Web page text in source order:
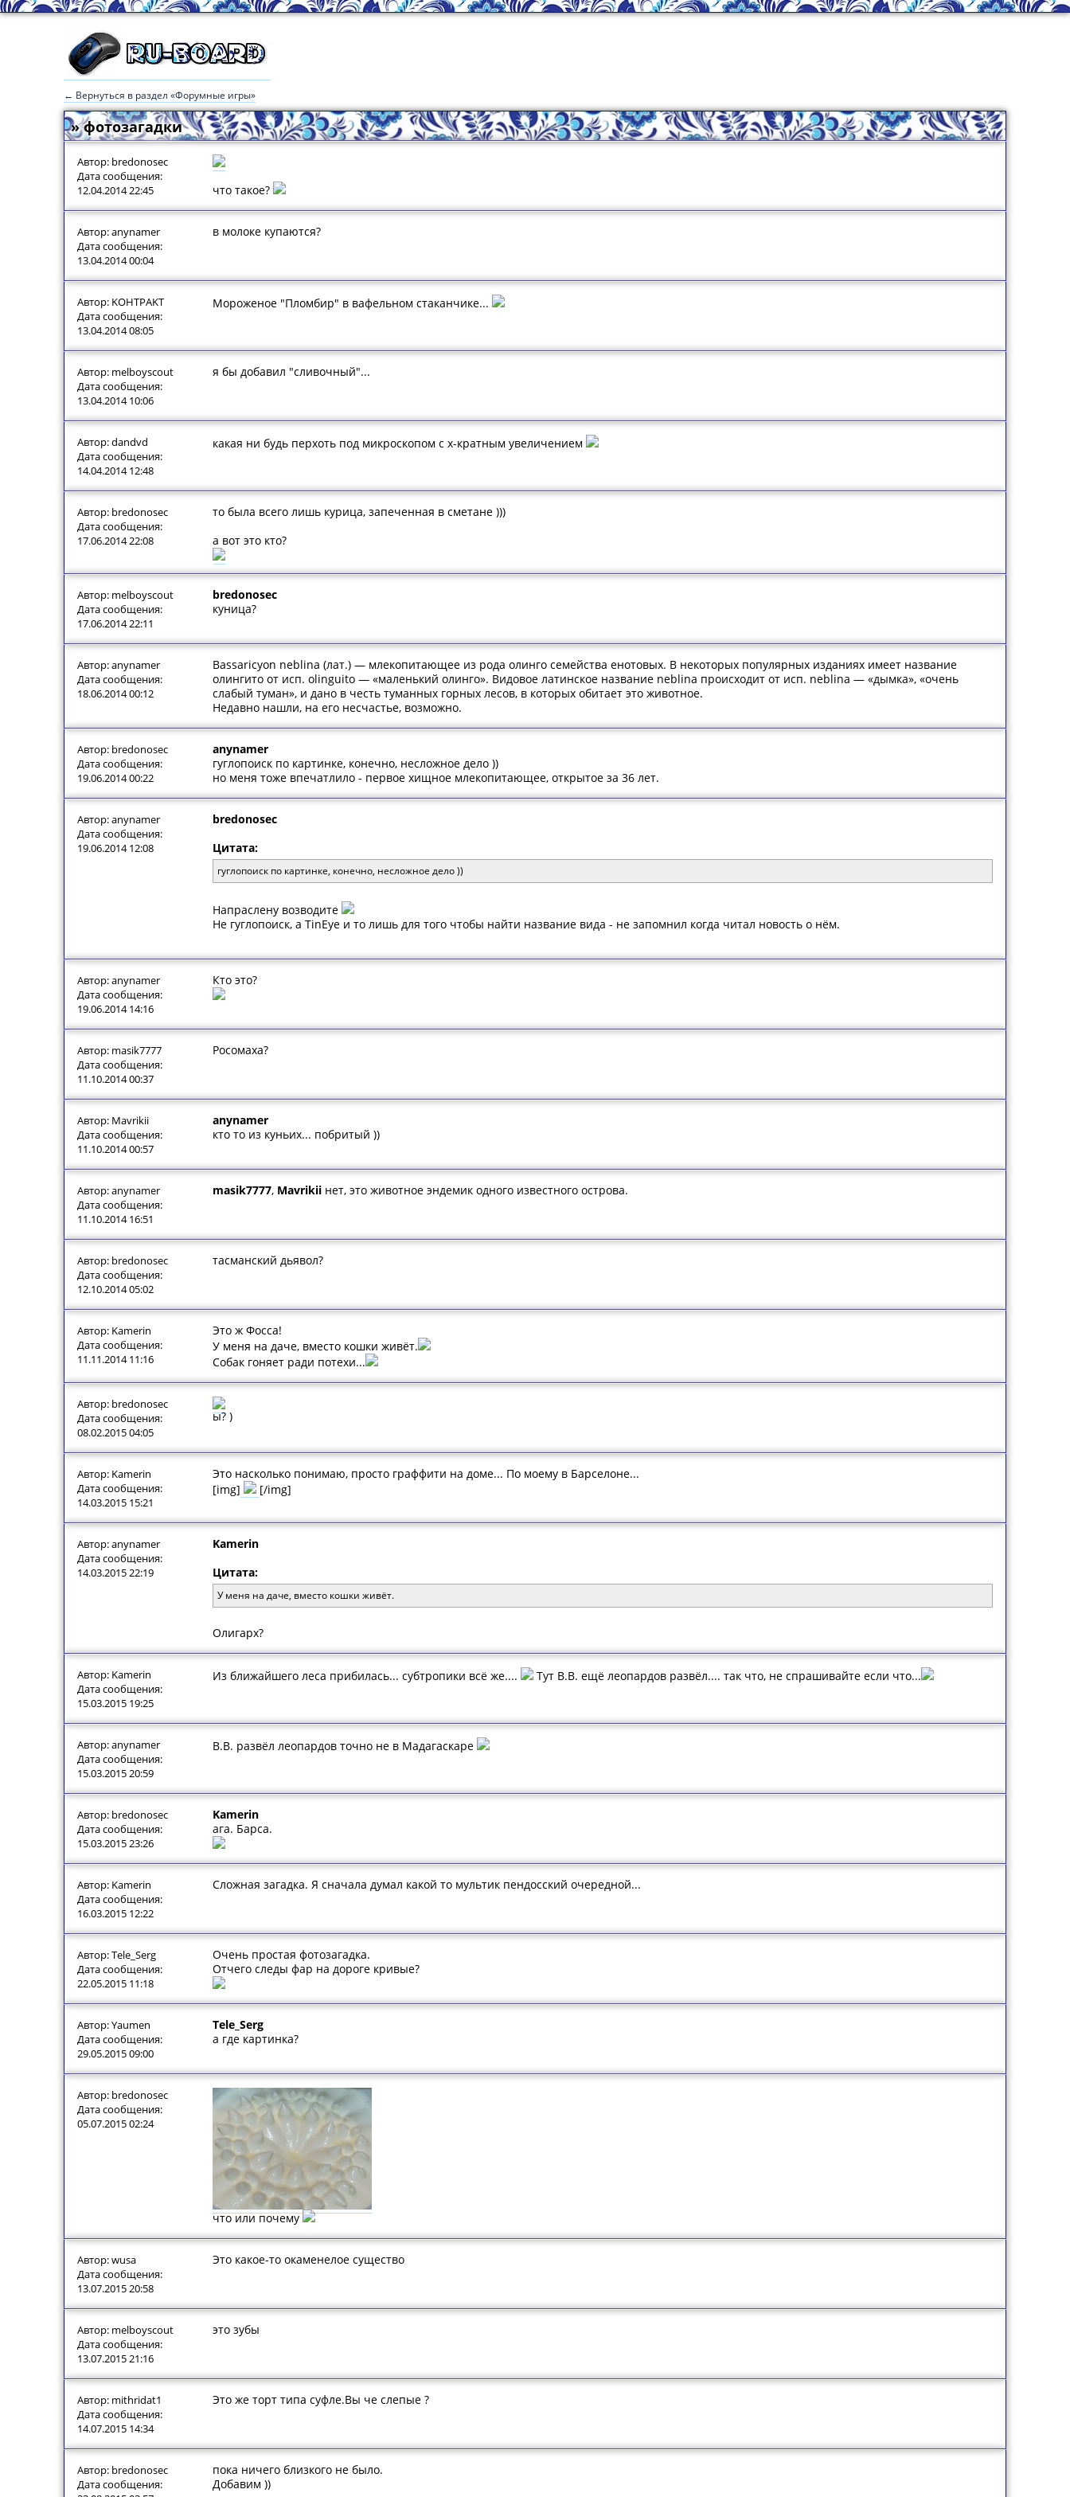
← Вернуться в раздел «Форумные игры»
» фотозагадки
Автор: bredonosec
Дата сообщения:
12.04.2014 22:45
что такое?
Автор: anynamer
Дата сообщения:
13.04.2014 00:04
в молоке купаются?
Автор: KOHTPAKT
Дата сообщения:
13.04.2014 08:05
Мороженое "Пломбир" в вафельном стаканчике...
Автор: melboyscout
Дата сообщения:
13.04.2014 10:06
я бы добавил "сливочный"...
Автор: dandvd
Дата сообщения:
14.04.2014 12:48
какая ни будь перхоть под микроскопом с х-кратным увеличением
Автор: bredonosec
Дата сообщения:
17.06.2014 22:08
то была всего лишь курица, запеченная в сметане )))
а вот это кто?
Автор: melboyscout
Дата сообщения:
17.06.2014 22:11
bredonosec
куница?
Автор: anynamer
Дата сообщения:
18.06.2014 00:12
Bassaricyon neblina (лат.) — млекопитающее из рода олинго семейства енотовых. В некоторых популярных изданиях имеет название
олингито от исп. olinguito — «маленький олинго». Видовое латинское название neblina происходит от исп. neblina — «дымка», «очень
слабый туман», и дано в честь туманных горных лесов, в которых обитает это животное.
Недавно нашли, на его несчастье, возможно.
Автор: bredonosec
Дата сообщения:
19.06.2014 00:22
anynamer
гуглопоиск по картинке, конечно, несложное дело ))
но меня тоже впечатлило - первое хищное млекопитающее, открытое за 36 лет.
Автор: anynamer
Дата сообщения:
19.06.2014 12:08
bredonosec
Цитата:
гуглопоиск по картинке, конечно, несложное дело ))
Напраслену возводите
Не гуглопоиск, а TinEye и то лишь для того чтобы найти название вида - не запомнил когда читал новость о нём.
Автор: anynamer
Дата сообщения:
19.06.2014 14:16
Кто это?
Автор: masik7777
Дата сообщения:
11.10.2014 00:37
Росомаха?
Автор: Mavrikii
Дата сообщения:
11.10.2014 00:57
anynamer
кто то из куньих... побритый ))
Автор: anynamer
Дата сообщения:
11.10.2014 16:51
masik7777, Mavrikii нет, это животное эндемик одного известного острова.
Автор: bredonosec
Дата сообщения:
12.10.2014 05:02
тасманский дьявол?
Автор: Kamerin
Дата сообщения:
11.11.2014 11:16
Это ж Фосса!
У меня на даче, вместо кошки живёт.
Собак гоняет ради потехи...
Автор: bredonosec
Дата сообщения:
08.02.2015 04:05
ы? )
Автор: Kamerin
Дата сообщения:
14.03.2015 15:21
Это насколько понимаю, просто граффити на доме... По моему в Барселоне...
[img]
[/img]
Автор: anynamer
Дата сообщения:
14.03.2015 22:19
Kamerin
Цитата:
У меня на даче, вместо кошки живёт.
Олигарх?
Автор: Kamerin
Дата сообщения:
15.03.2015 19:25
Из ближайшего леса прибилась... субтропики всё же.... Тут В.В. ещё леопардов развёл.... так что, не спрашивайте если что...
Автор: anynamer
Дата сообщения:
15.03.2015 20:59
В.В. развёл леопардов точно не в Мадагаскаре
Автор: bredonosec
Дата сообщения:
15.03.2015 23:26
Kamerin
ага. Барса.
Автор: Kamerin
Дата сообщения:
16.03.2015 12:22
Сложная загадка. Я сначала думал какой то мультик пендосский очередной...
Автор: Tele_Serg
Дата сообщения:
22.05.2015 11:18
Очень простая фотозагадка.
Отчего следы фар на дороге кривые?
Автор: Yaumen
Дата сообщения:
29.05.2015 09:00
Tele_Serg
а где картинка?
Автор: bredonosec
Дата сообщения:
05.07.2015 02:24
что или почему
Автор: wusa
Дата сообщения:
13.07.2015 20:58
Это какое-то окаменелое существо
Автор: melboyscout
Дата сообщения:
13.07.2015 21:16
это зубы
Автор: mithridat1
Дата сообщения:
14.07.2015 14:34
Это же торт типа суфле.Вы че слепые ?
Автор: bredonosec
Дата сообщения:
пока ничего близкого не было.
Добавим ))